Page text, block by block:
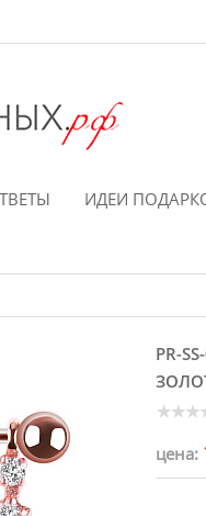
ИДЕИ
PR-
цена: